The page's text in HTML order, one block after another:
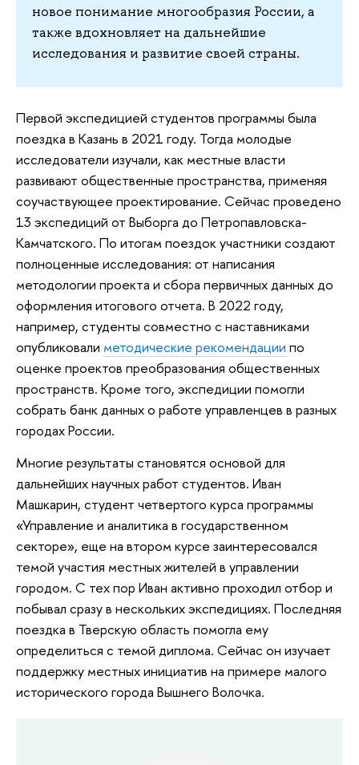
новое понимание многообразия России, а
также вдохновляет на дальнейшие
исследования и развитие своей страны.
Первой экспедицией студентов программы была
поездка в Казань в 2021 году. Тогда молодые
исследователи изучали, как местные власти
развивают общественные пространства, применяя
соучаствующее проектирование. Сейчас проведено
13 экспедиций от Выборга до Петропавловска-
Камчатского. По итогам поездок участники создают
полноценные исследования: от написания
методологии проекта и сбора первичных данных до
оформления итогового отчета. В 2022 году,
например, студенты совместно с наставниками
опубликовали методические рекомендации по
оценке проектов преобразования общественных
пространств. Кроме того, экспедиции помогли
собрать банк данных о работе управленцев в разных
городах России.
Многие результаты становятся основой для
дальнейших научных работ студентов. Иван
Машкарин, студент четвертого курса программы
«Управление и аналитика в государственном
секторе», еще на втором курсе заинтересовался
темой участия местных жителей в управлении
городом. С тех пор Иван активно проходил отбор и
побывал сразу в нескольких экспедициях. Последняя
поездка в Тверскую область помогла ему
определиться с темой диплома. Сейчас он изучает
поддержку местных инициатив на примере малого
исторического города Вышнего Волочка.